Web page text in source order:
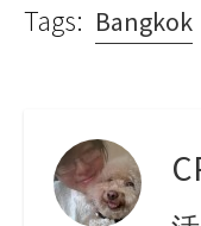
Tags: Bangkok